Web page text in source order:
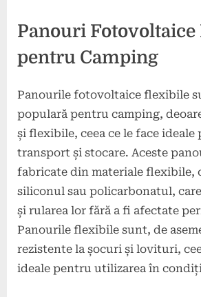
Panouri
pentru Camping
Panourile fotovoltaice flexibile
populară pentru camping,
și flexibile, ceea ce le face ideale
transport și stocare. Aceste
fabricate din materiale flexibile,
siliconul sau policarbonatul,
și rularea lor fără a fi afectate
Panourile flexibile sunt, de
rezistente la șocuri și lovituri,
ideale pentru utilizarea în